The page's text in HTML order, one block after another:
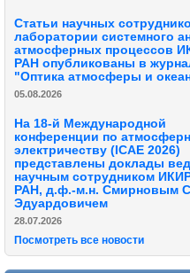
Статьи научных
лаборатории системного
атмосферных процессов
РАН опубликованы в
"Оптика атмосферы и
05.08.2026
На 18-й Международной
конференции по
электричеству (ICAE 2026)
представлены доклады
научным сотрудником
РАН, д.ф.-м.н. Смирновым
Эдуардовичем
28.07.2026
Посмотреть все новости